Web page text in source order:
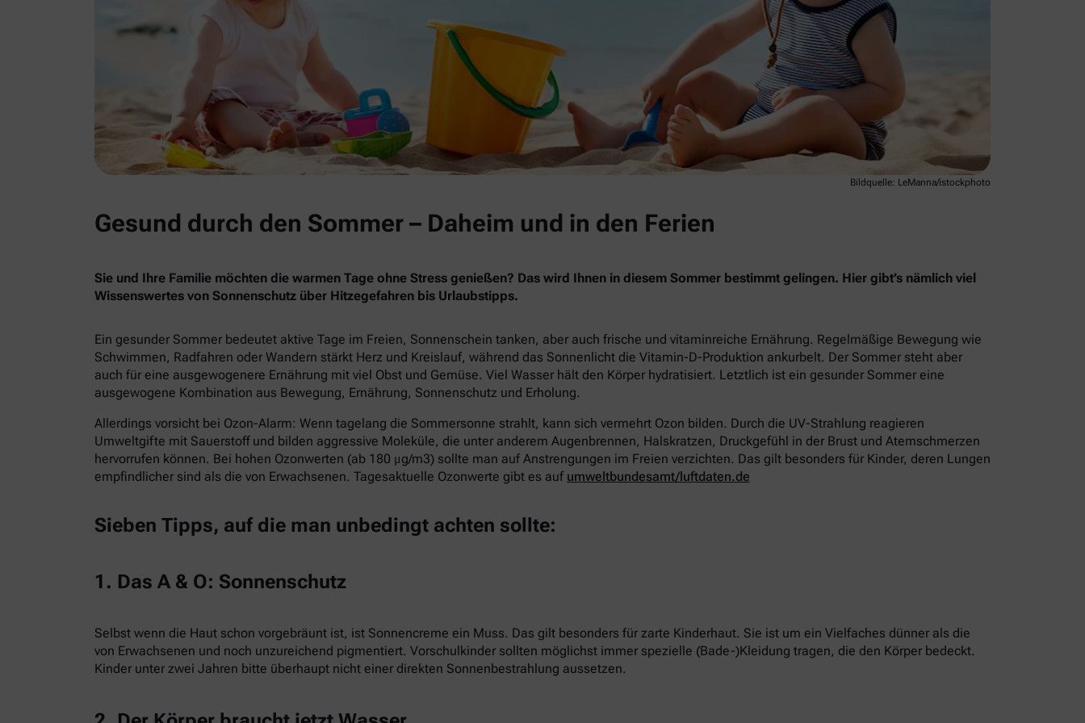
Bildquelle: LeManna/istockphoto
Gesund durch den Sommer – Daheim und in den Ferien
Sie und Ihre Familie möchten die warmen Tage ohne Stress genießen? Das wird Ihnen in diesem Sommer bestimmt gelingen. Hier gibt’s nämlich viel
Wissenswertes von Sonnenschutz über Hitzegefahren bis Urlaubstipps.
Ein gesunder Sommer bedeutet aktive Tage im Freien, Sonnenschein tanken, aber auch frische und vitaminreiche Ernährung. Regelmäßige Bewegung wie
Schwimmen, Radfahren oder Wandern stärkt Herz und Kreislauf, während das Sonnenlicht die Vitamin-D-Produktion ankurbelt. Der Sommer steht aber
auch für eine ausgewogenere Ernährung mit viel Obst und Gemüse. Viel Wasser hält den Körper hydratisiert. Letztlich ist ein gesunder Sommer eine
ausgewogene Kombination aus Bewegung, Ernährung, Sonnenschutz und Erholung.
Allerdings vorsicht bei Ozon-Alarm: Wenn tagelang die Sommersonne strahlt, kann sich vermehrt Ozon bilden. Durch die UV-Strahlung reagieren
Umweltgifte mit Sauerstoff und bilden aggressive Moleküle, die unter anderem Augenbrennen, Halskratzen, Druckgefühl in der Brust und Atemschmerzen
hervorrufen können. Bei hohen Ozonwerten (ab 180 μg/m3) sollte man auf Anstrengungen im Freien verzichten. Das gilt besonders für Kinder, deren Lungen
empfindlicher sind als die von Erwachsenen. Tagesaktuelle Ozonwerte gibt es auf umweltbundesamt/luftdaten.de
Sieben Tipps, auf die man unbedingt achten sollte:
1. Das A & O: Sonnenschutz
Selbst wenn die Haut schon vorgebräunt ist, ist Sonnencreme ein Muss. Das gilt besonders für zarte Kinderhaut. Sie ist um ein Vielfaches dünner als die
von Erwachsenen und noch unzureichend pigmentiert. Vorschulkinder sollten möglichst immer spezielle (Bade-)Kleidung tragen, die den Körper bedeckt.
Kinder unter zwei Jahren bitte überhaupt nicht einer direkten Sonnenbestrahlung aussetzen.